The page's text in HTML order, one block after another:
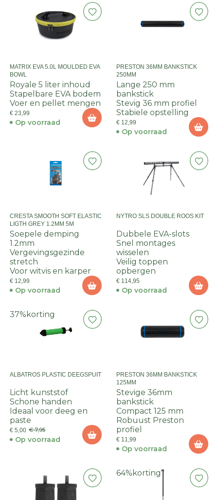
MATRIX EVA 5.0L MOULDED EVA
BOWL
Royale 5 liter inhoud
Stapelbare EVA bodem
Voer en pellet mengen
€ 23,99
Op voorraad
PRESTON 36MM BANKSTICK
250MM
Lange 250 mm
bankstick
Stevig 36 mm profiel
Stabiele opstelling
€ 12,99
Op voorraad
CRESTA SMOOTH SOFT ELASTIC
LIGTH GREY 1.2MM 5M
Soepele demping
1.2mm
Vergevingsgezinde
stretch
Voor witvis en karper
€ 12,99
Op voorraad
NYTRO SLS DOUBLE ROOS KIT
Dubbele EVA-slots
Snel montages
wisselen
Veilig toppen
opbergen
€ 114,95
Op voorraad
37% korting
ALBATROS PLASTIC DEEGSPUIT
Licht kunststof
Schone handen
Ideaal voor deeg en
paste
€ 5,00 € 7,95
Op voorraad
PRESTON 36MM BANKSTICK
125MM
Stevige 36mm
bankstick
Compact 125 mm
Robuust Preston
profiel
€ 11,99
Op voorraad
64% korting